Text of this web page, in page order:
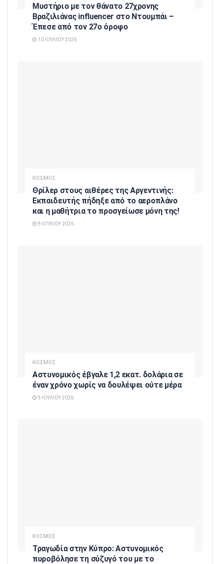
Μυστήριο με τον θάνατο 27χρονης
Βραζιλιάνας influencer στο Ντουμπάι –
Έπεσε από τον 27ο όροφο
10 ΙΟΥΛΊΟΥ 2026
ΚΟΣΜΟΣ
Θρίλερ στους αιθέρες της Αργεντινής:
Εκπαιδευτής πήδηξε από το αεροπλάνο
και η μαθήτρια το προσγείωσε μόνη της!
9 ΙΟΥΛΊΟΥ 2026
ΚΟΣΜΟΣ
Αστυνομικός έβγαλε 1,2 εκατ. δολάρια σε
έναν χρόνο χωρίς να δουλέψει ούτε μέρα
9 ΙΟΥΛΊΟΥ 2026
ΚΟΣΜΟΣ
Τραγωδία στην Κύπρο: Αστυνομικός
πυροβόλησε τη σύζυγό του με το